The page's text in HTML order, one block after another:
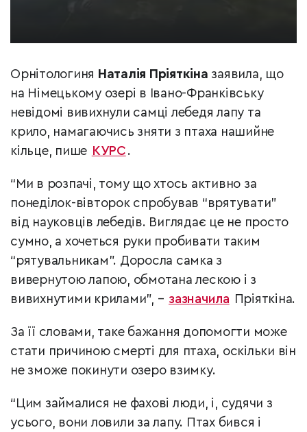
Орнітологиня Наталія Пріяткіна заявила, що
на Німецькому озері в Івано-Франківську
невідомі вивихнули самці лебедя лапу та
крило, намагаючись зняти з птаха нашийне
кільце, пише КУРС .
“Ми в розпачі, тому що хтось активно за
понеділок-вівторок спробував “врятувати”
від науковців лебедів. Виглядає це не просто
сумно, а хочеться руки пробивати таким
“рятувальникам”. Доросла самка з
вивернутою лапою, обмотана лескою і з
вивихнутими крилами”, – зазначила Пріяткіна.
За її словами, таке бажання допомогти може
стати причиною смерті для птаха, оскільки він
не зможе покинути озеро взимку.
“Цим займалися не фахові люди, і, судячи з
усього, вони ловили за лапу. Птах бився і